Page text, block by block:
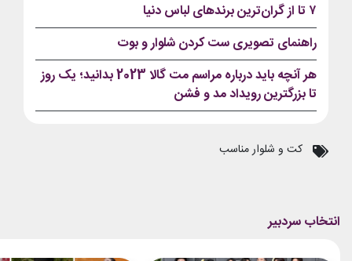
۷ تا از گران‌ترین برندهای لباس دنیا
راهنمای تصویری ست کردن شلوار و بوت
هر آنچه باید درباره مراسم مت گالا 2023 بدانید؛ یک روز
تا بزرگترین رویداد مد و فشن
کت و شلوار مناسب